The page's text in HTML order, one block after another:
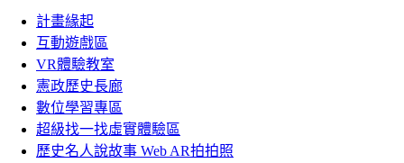
計畫緣起
互動遊戲區
VR體驗教室
憲政歷史長廊
數位學習專區
超級找一找虛實體驗區
歷史名人說故事 Web AR拍拍照